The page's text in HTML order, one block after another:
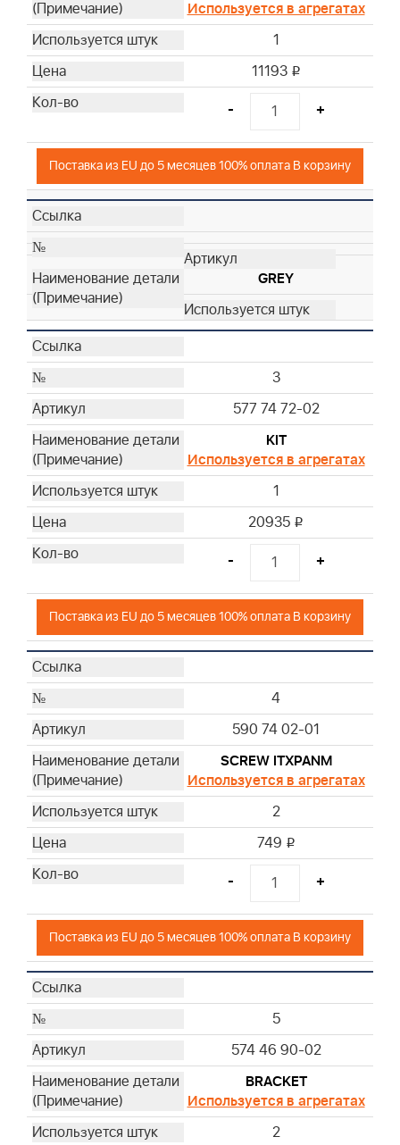
Используется в агрегатах
1
11193 i
- +
Поставка из EU до 5 месяцев 100% оплата В корзину
GREY
3
577 74 72-02
KIT
Используется в агрегатах
1
20935 i
- +
Поставка из EU до 5 месяцев 100% оплата В корзину
4
590 74 02-01
SCREW ITXPANM
Используется в агрегатах
2
749 i
- +
Поставка из EU до 5 месяцев 100% оплата В корзину
5
574 46 90-02
BRACKET
Используется в агрегатах
2